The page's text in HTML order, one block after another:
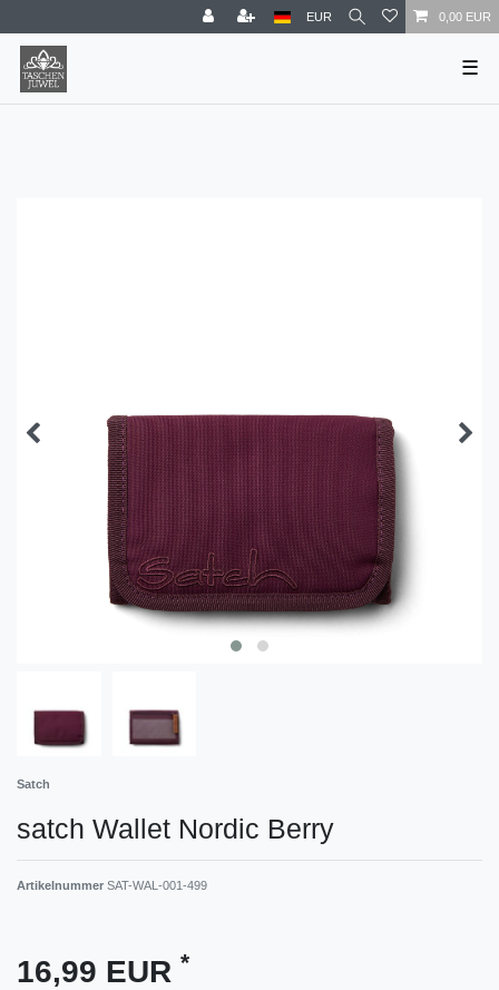
EUR 0,00 EUR
☰
Satch
satch Wallet Nordic Berry
Artikelnummer SAT-WAL-001-499
16,99 EUR *